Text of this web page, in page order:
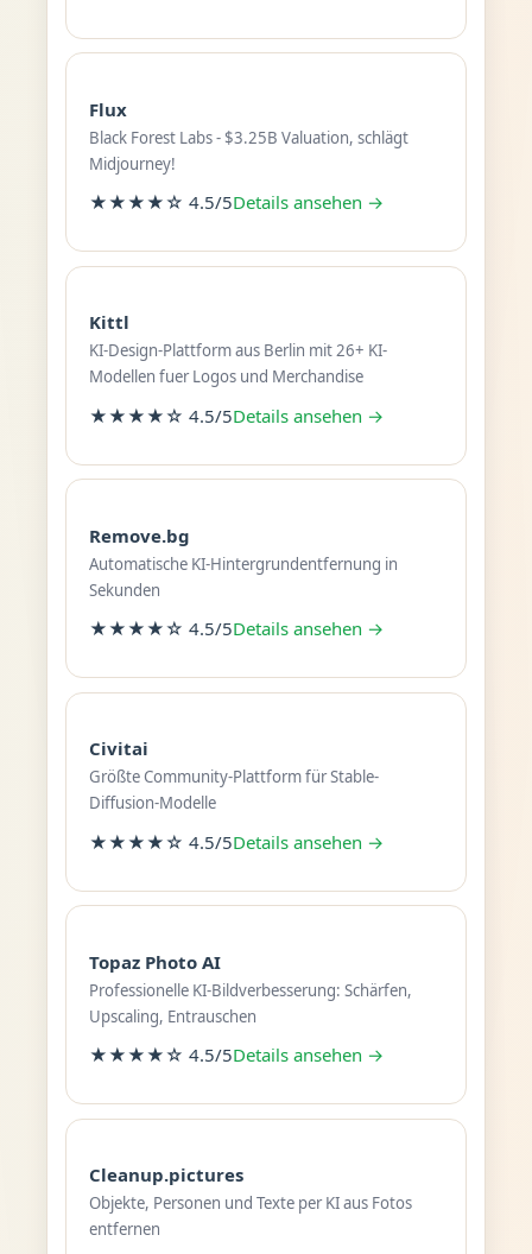
Flux
Black Forest Labs - $3.25B Valuation, schlägt
Midjourney!
★★★★☆ 4.5/5Details ansehen →
Kittl
KI-Design-Plattform aus Berlin mit 26+ KI-
Modellen fuer Logos und Merchandise
★★★★☆ 4.5/5Details ansehen →
Remove.bg
Automatische KI-Hintergrundentfernung in
Sekunden
★★★★☆ 4.5/5Details ansehen →
Civitai
Größte Community-Plattform für Stable-
Diffusion-Modelle
★★★★☆ 4.5/5Details ansehen →
Topaz Photo AI
Professionelle KI-Bildverbesserung: Schärfen,
Upscaling, Entrauschen
★★★★☆ 4.5/5Details ansehen →
Cleanup.pictures
Objekte, Personen und Texte per KI aus Fotos
entfernen